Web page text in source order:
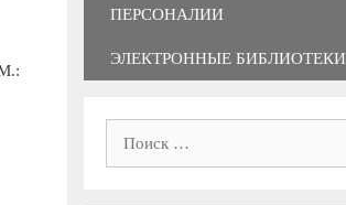
ПЕРСОНАЛИИ
ЭЛЕКТРОННЫЕ БИБЛИОТЕКИ